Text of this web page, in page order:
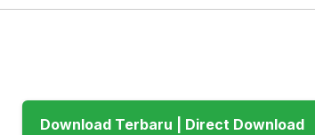
Download Terbaru | Direct Download